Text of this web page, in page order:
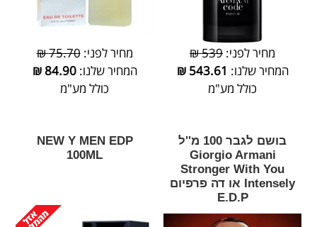
מחיר לפני: 539 ₪
המחיר שלנו: 543.61
₪
כולל מע"מ
מחיר לפני:75.70 ₪
המחיר שלנו:84.90
₪
כולל מע"מ
בושם לגבר 100 מ''ל
Giorgio Armani
Stronger With You
Intensely או דה פרפיום
E.D.P
‎NEW‎ ‎Y‎ ‎MEN‎ ‎EDP‎
‎100‎ML